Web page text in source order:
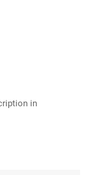
21
in